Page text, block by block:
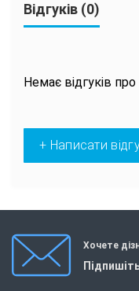
Відгуків (0)
Немає відгуків
+ Написати
Хочете